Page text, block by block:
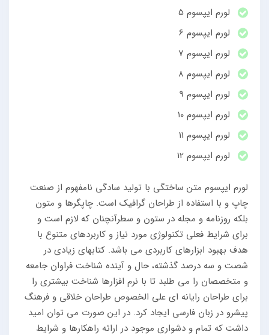
لورم ایپسوم 5
لورم ایپسوم 6
لورم ایپسوم 7
لورم ایپسوم 8
لورم ایپسوم 9
لورم ایپسوم 10
لورم ایپسوم 11
لورم ایپسوم 12
لورم ایپسوم متن ساختگی با تولید سادگی نامفهوم از صنعت
چاپ و با استفاده از طراحان گرافیک است. چاپگرها و متون
بلکه روزنامه و مجله در ستون و سطرآنچنان که لازم است و
برای شرایط فعلی تکنولوژی مورد نیاز و کاربردهای متنوع با
هدف بهبود ابزارهای کاربردی می باشد. کتابهای زیادی در
شصت و سه درصد گذشته، حال و آینده شناخت فراوان جامعه
و متخصصان را می طلبد تا با نرم افزارها شناخت بیشتری را
برای طراحان رایانه ای علی الخصوص طراحان خلاقی و فرهنگ
پیشرو در زبان فارسی ایجاد کرد. در این صورت می توان امید
داشت که تمام و دشواری موجود در ارائه راهکارها و شرایط